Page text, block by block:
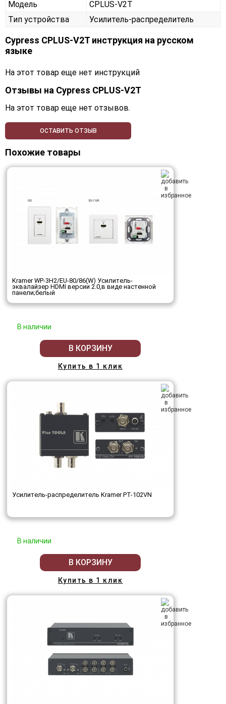
Модель
CPLUS-V2T
Тип устройства
Усилитель-распределитель
Cypress CPLUS-V2T инструкция на русском
языке
На этот товар еще нет инструкций
Отзывы на Cypress CPLUS-V2T
На этот товар еще нет отзывов.
ОСТАВИТЬ ОТЗЫВ
Похожие товары
Kramer WP-3H2/EU-80/86(W) Усилитель-
эквалайзер HDMI версии 2.0,в виде настенной
панели;белый
В наличии
В КОРЗИНУ
Купить в 1 клик
Усилитель-распределитель Kramer PT-102VN
В наличии
В КОРЗИНУ
Купить в 1 клик